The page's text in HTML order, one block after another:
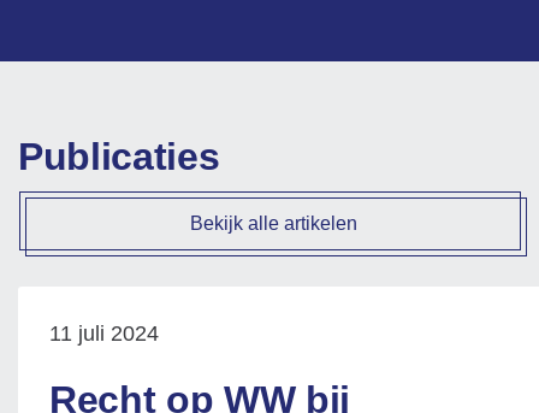
Publicaties
Bekijk alle artikelen
11 juli 2024
Recht op WW bij